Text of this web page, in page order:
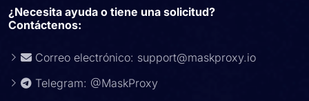
¿Necesita ayuda o tiene una solicitud?
Contáctenos:
Correo electrónico: support@maskproxy.io
Telegram: @MaskProxy